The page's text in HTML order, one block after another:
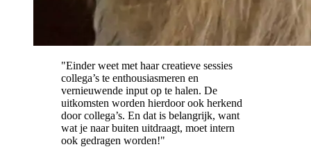
"Einder weet met haar creatieve sessies
collega’s te enthousiasmeren en
vernieuwende input op te halen. De
uitkomsten worden hierdoor ook herkend
door collega’s. En dat is belangrijk, want
wat je naar buiten uitdraagt, moet intern
ook gedragen worden!"